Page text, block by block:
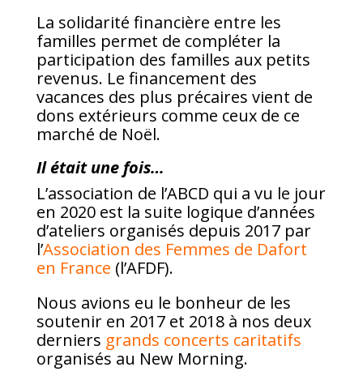
La solidarité financière entre les
familles permet de compléter la
participation des familles aux petits
revenus. Le financement des
vacances des plus précaires vient de
dons extérieurs comme ceux de ce
marché de Noël.
Il était une fois…
L’association de l’ABCD qui a vu le jour
en 2020 est la suite logique d’années
d’ateliers organisés depuis 2017 par
l’Association des Femmes de Dafort
en France (l’AFDF).
Nous avions eu le bonheur de les
soutenir en 2017 et 2018 à nos deux
derniers grands concerts caritatifs
organisés au New Morning.